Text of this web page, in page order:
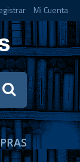
Mi Cuenta